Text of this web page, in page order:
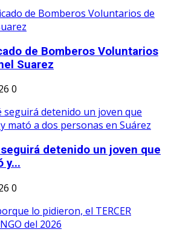
de Bomberos Voluntarios
Suarez
0
detenido un joven que
y...
0